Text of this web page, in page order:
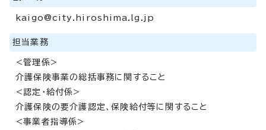
kaigo@city.hiroshima.lg.jp
担当業務
<管理係>
介護保険事業の総括事務に関すること
<認定・給付係>
介護保険の要介護認定、保険給付等に関すること
<事業者指導係>